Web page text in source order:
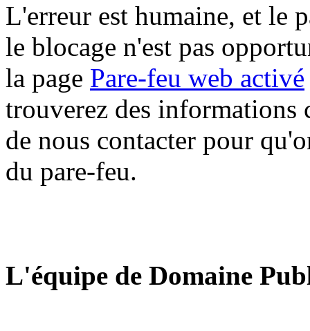
L'erreur est humaine, et le
le blocage n'est pas
la page Pare-feu web activé
trouverez des informations
de nous contacter pour
du pare-feu.
L'équipe de Domaine